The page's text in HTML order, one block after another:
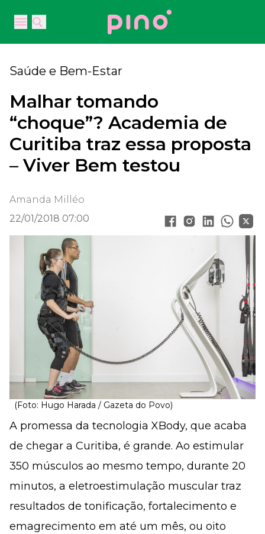
Open main menu
Open main menu
Your Company
Saúde e Bem-Estar
Malhar tomando
“choque”? Academia de
Curitiba traz essa proposta
– Viver Bem testou
Amanda Milléo
22/01/2018 07:00
(Foto: Hugo Harada / Gazeta do Povo)
A promessa da tecnologia XBody, que acaba
de chegar a Curitiba, é grande. Ao estimular
350 músculos ao mesmo tempo, durante 20
minutos, a eletroestimulação muscular traz
resultados de tonificação, fortalecimento e
emagrecimento em até um mês, ou oito